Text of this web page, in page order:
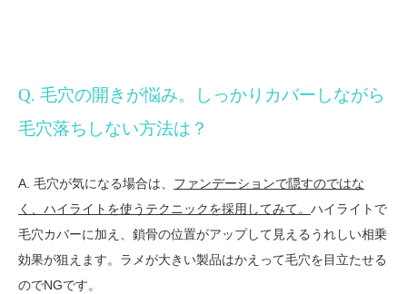
Q. 毛穴の開きが悩み。しっかりカバーしながら
毛穴落ちしない方法は？
A. 毛穴が気になる場合は、 ファンデーションで隠すのではな
く、ハイライトを使うテクニックを採用してみて。 ハイライトで
毛穴カバーに加え、鎖骨の位置がアップして見えるうれしい相乗
効果が狙えます。ラメが大きい製品はかえって毛穴を目立たせる
のでNGです。